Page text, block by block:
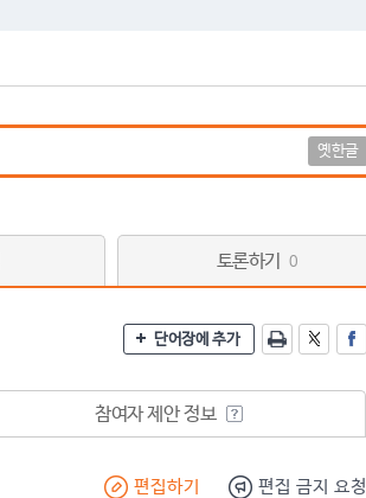
옛한글
토론하기 0
단어장에 추가
참여자 제안 정보
편집하기 편집 금지 요청